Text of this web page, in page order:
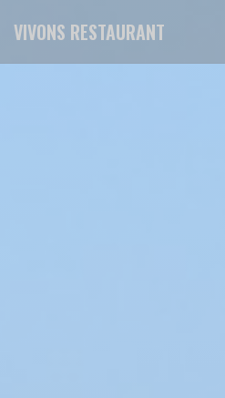
VIVONS RESTAURANT